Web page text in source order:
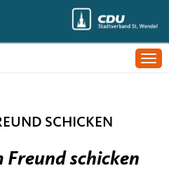
SCHICKEN
Freund schicken